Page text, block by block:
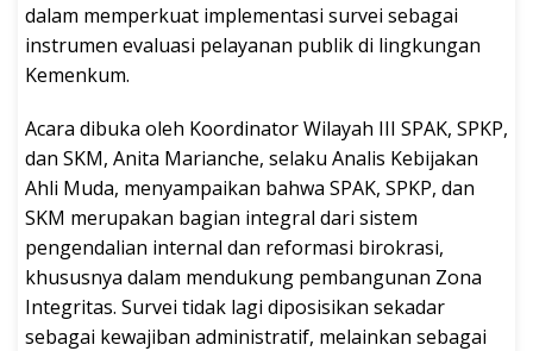
dalam memperkuat implementasi survei sebagai
instrumen evaluasi pelayanan publik di lingkungan
Kemenkum.
Acara dibuka oleh Koordinator Wilayah III SPAK, SPKP,
dan SKM, Anita Marianche, selaku Analis Kebijakan
Ahli Muda, menyampaikan bahwa SPAK, SPKP, dan
SKM merupakan bagian integral dari sistem
pengendalian internal dan reformasi birokrasi,
khususnya dalam mendukung pembangunan Zona
Integritas. Survei tidak lagi diposisikan sekadar
sebagai kewajiban administratif, melainkan sebagai